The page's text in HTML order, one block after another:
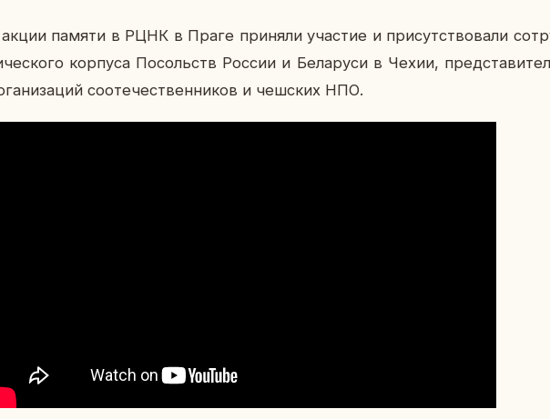
памяти в РЦНК в Праге при­ня­ли уча­стие и при­сут­ство­ва­ли
кор­пу­са По­сольств России и Бе­ла­ру­си в Чехии,
со­оте­че­ствен­ни­ков и чеш­ских НПО.